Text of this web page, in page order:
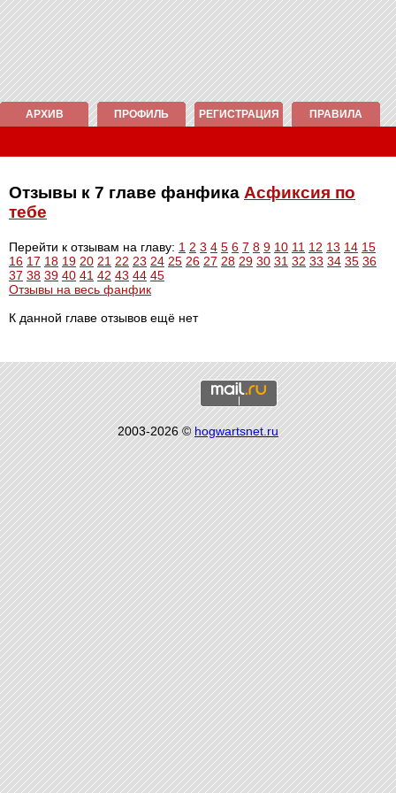
АРХИВ ПРОФИЛЬ РЕГИСТРАЦИЯ ПРАВИЛА
Отзывы к 7 главе фанфика Асфиксия по
тебе
Перейти к отзывам на главу: 1 2 3 4 5 6 7 8 9 10 11 12 13 14 15
16 17 18 19 20 21 22 23 24 25 26 27 28 29 30 31 32 33 34 35 36
37 38 39 40 41 42 43 44 45
Отзывы на весь фанфик
К данной главе отзывов ещё нет
2003-2026 ©hogwartsnet.ru